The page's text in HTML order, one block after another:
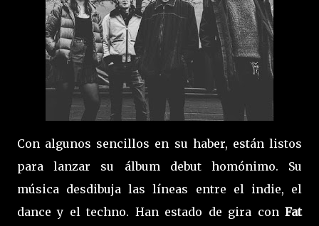
Con algunos sencillos en su haber, están listos
para lanzar su álbum debut homónimo. Su
música desdibuja las líneas entre el indie, el
dance y el techno. Han estado de gira con Fat